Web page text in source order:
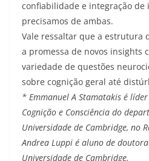
confiabilidade e integração
precisamos de ambas.
Vale ressaltar que a estrutura
a promessa de novos insights
variedade de questões
sobre cognição geral até
* Emmanuel A Stamatakis é
Cognição e Consciência do
Universidade de Cambridge, no
Andrea Luppi é aluno de
Universidade de Cambridge.